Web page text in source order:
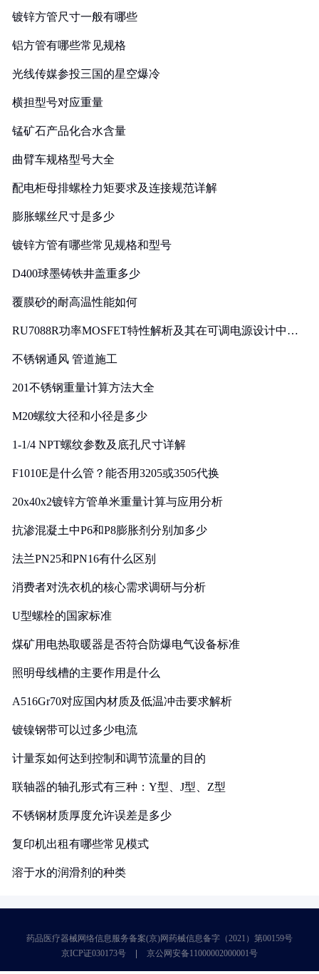
镀锌方管尺寸一般有哪些
铝方管有哪些常见规格
光线传媒参投三国的星空爆冷
横担型号对应重量
锰矿石产品化合水含量
曲臂车规格型号大全
配电柜母排螺栓力矩要求及连接规范详解
膨胀螺丝尺寸是多少
镀锌方管有哪些常见规格和型号
D400球墨铸铁井盖重多少
覆膜砂的耐高温性能如何
RU7088R功率MOSFET特性解析及其在可调电源设计中的
不锈钢通风 管道施工
201不锈钢重量计算方法大全
M20螺纹大径和小径是多少
1-1/4 NPT螺纹参数及底孔尺寸详解
F1010E是什么管？能否用3205或3505代换
20x40x2镀锌方管单米重量计算与应用分析
抗渗混凝土中P6和P8膨胀剂分别加多少
法兰PN25和PN16有什么区别
消费者对洗衣机的核心需求调研与分析
U型螺栓的国家标准
煤矿用电热取暖器是否符合防爆电气设备标准
照明母线槽的主要作用是什么
A516Gr70对应国内材质及低温冲击要求解析
镀镍钢带可以过多少电流
计量泵如何达到控制和调节流量的目的
联轴器的轴孔形式有三种：Y型、J型、Z型
不锈钢材质厚度允许误差是多少
复印机出租有哪些常见模式
溶于水的润滑剂的种类
药品医疗器械网络信息服务备案(京)网药械信息备字（2021）第00159号
京ICP证030173号
京公网安备11000002000001号